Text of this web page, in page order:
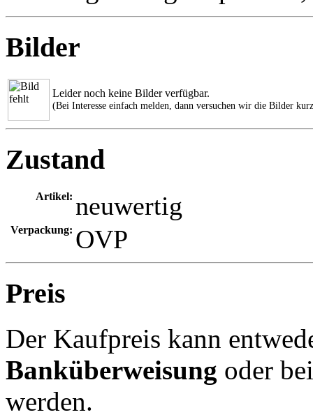
Bilder
Leider noch keine Bilder verfügbar.
(Bei Interesse einfach melden, dann versuchen wir die Bilder
Zustand
Artikel: neuwertig
Verpackung: OVP
Preis
Der Kaufpreis kann
Banküberweisung oder
werden.